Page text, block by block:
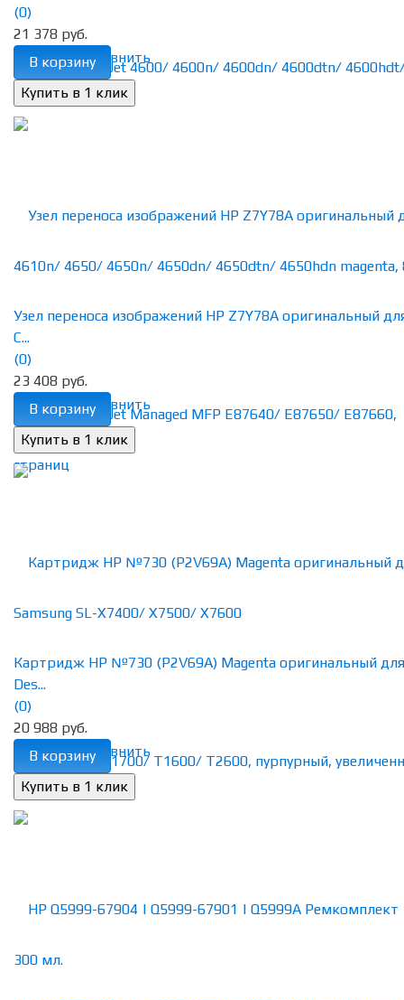
избранное сравнить
(0)
21 378 руб.
В корзину
избранное сравнить
Узел переноса изображений HP Z7Y78A оригинальный
C...
(0)
23 408 руб.
В корзину
избранное сравнить
Картридж HP №730 (P2V69A) Magenta оригинальный
Des...
(0)
20 988 руб.
В корзину